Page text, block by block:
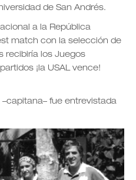
de San Andrés.
a la República
match con la selección de
recibiría los Juegos
¡la USAL vence!
fue entrevistada